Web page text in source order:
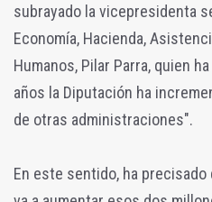
subrayado la vicepresidenta
Economía, Hacienda,
Humanos, Pilar Parra, quien
años la Diputación ha
de otras administraciones".
En este sentido, ha